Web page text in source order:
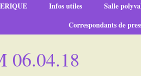
Infos utiles Salle
Correspondants de
06.04.18